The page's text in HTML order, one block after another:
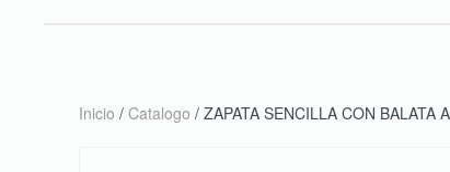
Inicio / Catalogo / ZAPATA SENCILLA CON BALATA